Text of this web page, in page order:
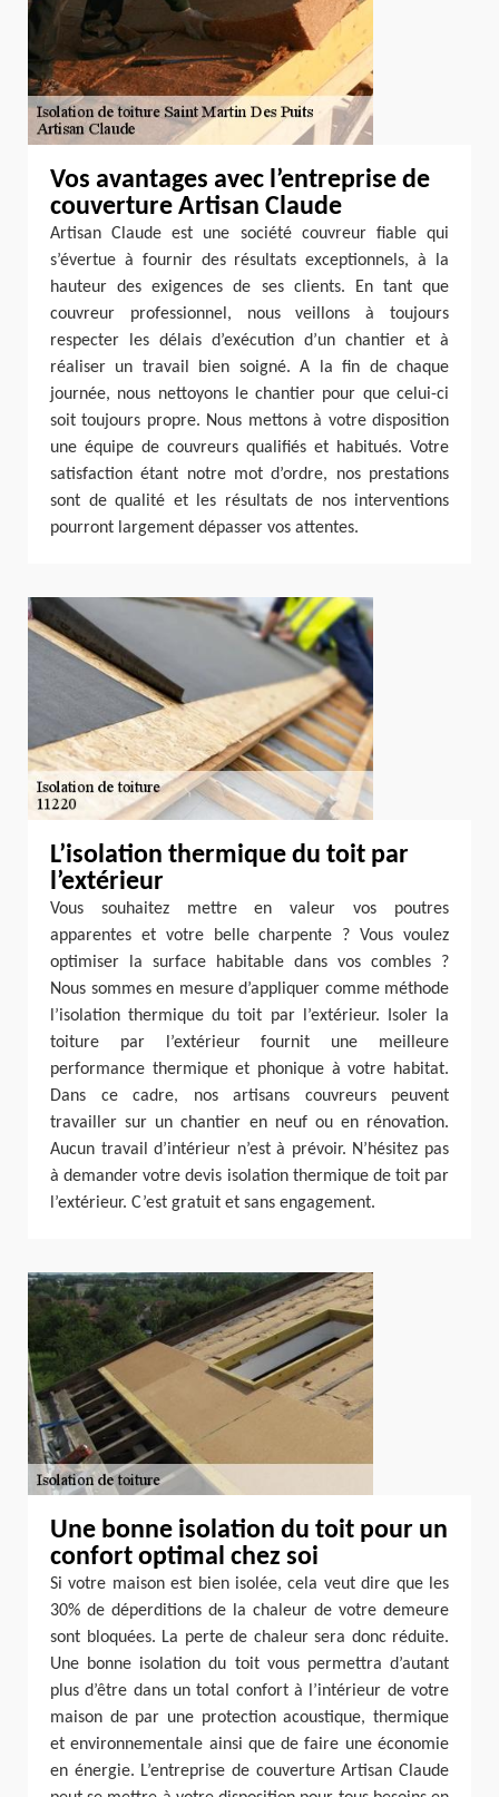
Vos avantages avec l’entreprise de
couverture Artisan Claude
Artisan Claude est une société couvreur fiable qui
s’évertue à fournir des résultats exceptionnels, à la
hauteur des exigences de ses clients. En tant que
couvreur professionnel, nous veillons à toujours
respecter les délais d’exécution d’un chantier et à
réaliser un travail bien soigné. A la fin de chaque
journée, nous nettoyons le chantier pour que celui-ci
soit toujours propre. Nous mettons à votre disposition
une équipe de couvreurs qualifiés et habitués. Votre
satisfaction étant notre mot d’ordre, nos prestations
sont de qualité et les résultats de nos interventions
pourront largement dépasser vos attentes.
L’isolation thermique du toit par
l’extérieur
Vous souhaitez mettre en valeur vos poutres
apparentes et votre belle charpente ? Vous voulez
optimiser la surface habitable dans vos combles ?
Nous sommes en mesure d’appliquer comme méthode
l’isolation thermique du toit par l’extérieur. Isoler la
toiture par l’extérieur fournit une meilleure
performance thermique et phonique à votre habitat.
Dans ce cadre, nos artisans couvreurs peuvent
travailler sur un chantier en neuf ou en rénovation.
Aucun travail d’intérieur n’est à prévoir. N’hésitez pas
à demander votre devis isolation thermique de toit par
l’extérieur. C’est gratuit et sans engagement.
Une bonne isolation du toit pour un
confort optimal chez soi
Si votre maison est bien isolée, cela veut dire que les
30% de déperditions de la chaleur de votre demeure
sont bloquées. La perte de chaleur sera donc réduite.
Une bonne isolation du toit vous permettra d’autant
plus d’être dans un total confort à l’intérieur de votre
maison de par une protection acoustique, thermique
et environnementale ainsi que de faire une économie
en énergie. L’entreprise de couverture Artisan Claude